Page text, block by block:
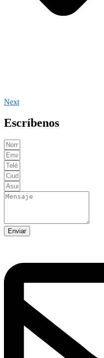
Next
Escríbenos
Enviar